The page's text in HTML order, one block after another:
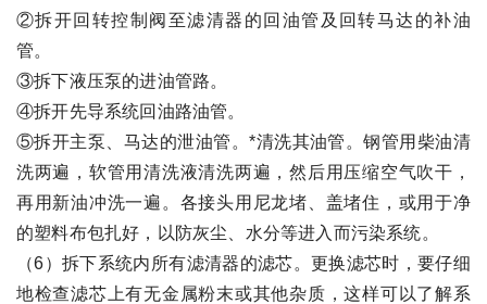
②拆开回转控制阀至滤清器的回油管及回转马达的补油
管。
③拆下液压泵的进油管路。
④拆开先导系统回油路油管。
⑤拆开主泵、马达的泄油管。*清洗其油管。钢管用柴油清
洗两遍，软管用清洗液清洗两遍，然后用压缩空气吹干，
再用新油冲洗一遍。各接头用尼龙堵、盖堵住，或用于净
的塑料布包扎好，以防灰尘、水分等进入而污染系统。
（6）拆下系统内所有滤清器的滤芯。更换滤芯时，要仔细
地检查滤芯上有无金属粉末或其他杂质，这样可以了解系